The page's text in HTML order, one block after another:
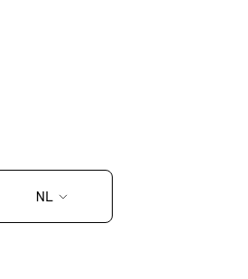
NL